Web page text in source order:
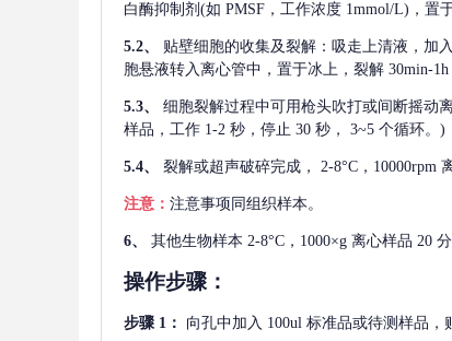
白酶抑制剂(如 PMSF，工作浓度 1mmol/L)，置
5.2、 贴壁细胞的收集及裂解：吸走上清液，加
胞悬液转入离心管中，置于冰上，裂解 30min-1h
5.3、 细胞裂解过程中可用枪头吹打或间断摇动
样品，工作 1-2 秒，停止 30 秒， 3~5 个循环。)
5.4、 裂解或超声破碎完成， 2-8°C，10000rpm
注意： 注意事项同组织样本。
6、 其他生物样本 2-8°C，1000×g 离心样品 20
操作步骤：
步骤 1： 向孔中加入 100ul 标准品或待测样品，